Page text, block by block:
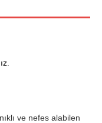
ve nefes alabilen